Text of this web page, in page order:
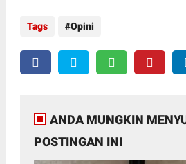
Tags Opini
ANDA MUNGKIN
POSTINGAN INI